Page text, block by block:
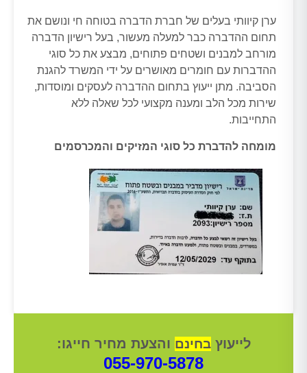
ערן קיוותי בעלים של חברת הדברה בטוחה חי ונושם את
תחום ההדברה כבר למעלה מעשור, בעל רישיון הדברה
מורחב למבנים ושטחים פתוחים, מבצע את כל סוגי
ההדברות עם חומרים מאושרים על ידי המשרד להגנת
הסביבה. מתן ייעוץ בתחום ההדברה לעסקים ומוסדות,
שירות מכל הלב ומענה מקצועי לכל שאלה ללא
התחייבות.
מומחה להדברת כל סוגי המזיקים והמכרסמים
לייעוץבחינם והצעת מחיר חייגו:
055-970-5878